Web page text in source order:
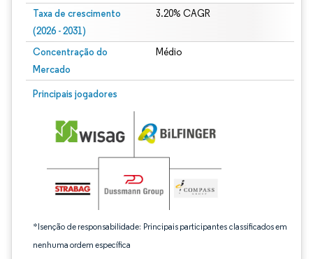
Taxa de crescimento
(2026 - 2031)
3.20% CAGR
Concentração do
Mercado
Médio
Principais jogadores
*Isenção de responsabilidade: Principais participantes classificados em
nenhuma ordem específica
Imagem © Mordor Intelligence. O reuso requer atribuição conforme CC BY 4.0.